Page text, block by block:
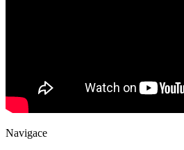
Navigace